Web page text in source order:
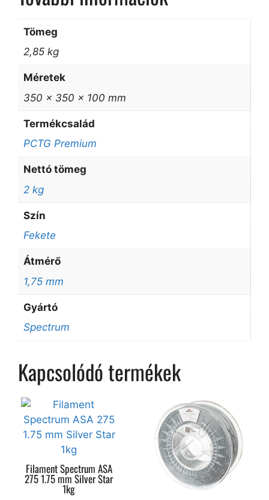
Tömeg
2,85 kg
Méretek
350 × 350 × 100 mm
Termékcsalád
PCTG Premium
Nettó tömeg
2 kg
Szín
Fekete
Átmérő
1,75 mm
Gyártó
Spectrum
Kapcsolódó termékek
Filament Spectrum ASA
275 1.75 mm Silver Star
1kg